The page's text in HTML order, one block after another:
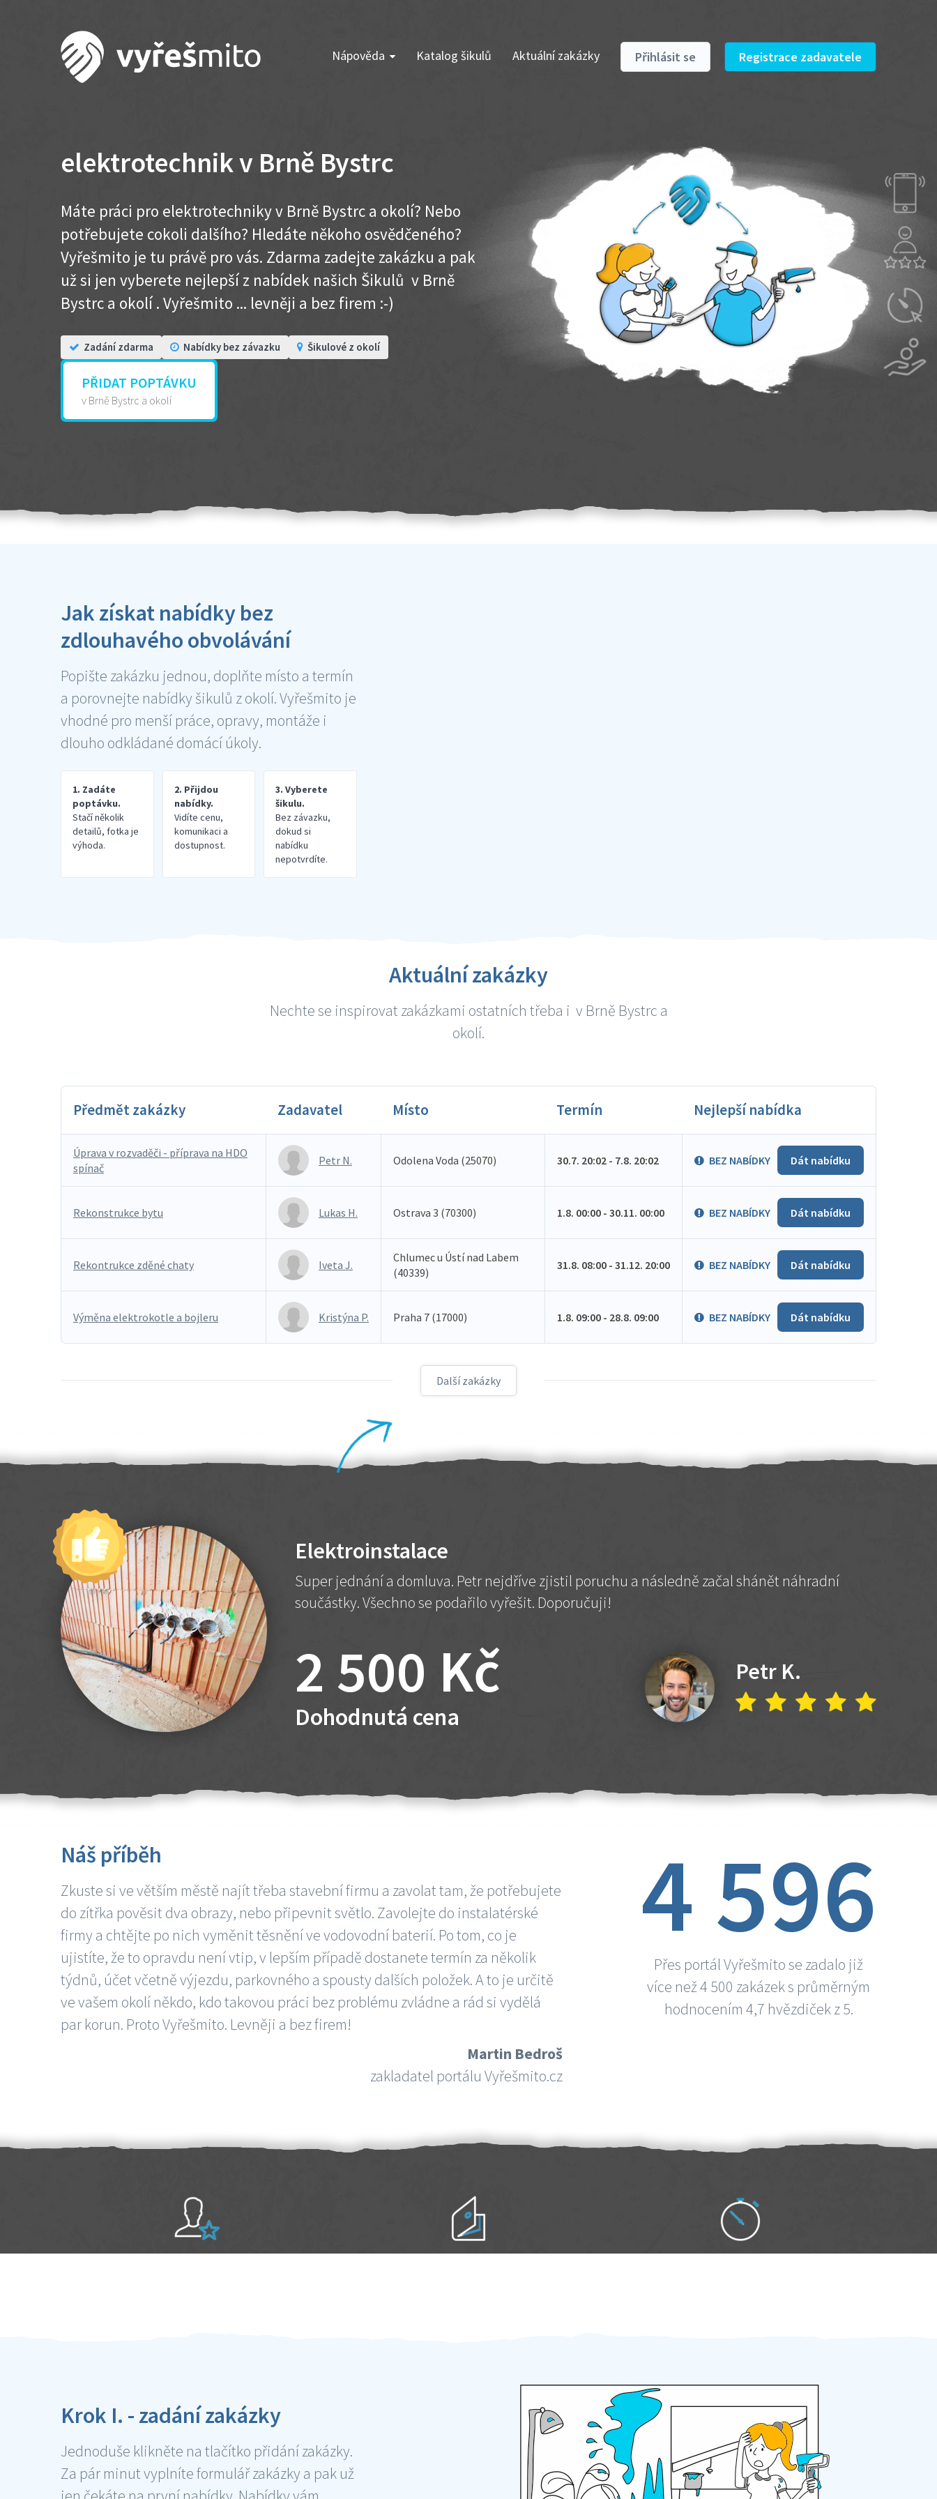
Nápověda Katalog šikulů Aktuální zakázky Přihlásit se Registrace zadavatele
elektrotechnik v Brně Bystrc
Máte práci pro elektrotechniky v Brně Bystrc a okolí? Nebo
potřebujete cokoli dalšího? Hledáte někoho osvědčeného?
Vyřešmito je tu právě pro vás. Zdarma zadejte zakázku a pak
už si jen vyberete nejlepší z nabídek našich Šikulů v Brně
Bystrc a okolí . Vyřešmito ... levněji a bez firem :-)
Zadání zdarma Nabídky bez závazku Šikulové z okolí
PŘIDAT POPTÁVKU
v Brně Bystrc a okolí
Jak získat nabídky bez
zdlouhavého obvolávání
Popište zakázku jednou, doplňte místo a termín
a porovnejte nabídky šikulů z okolí. Vyřešmito je
vhodné pro menší práce, opravy, montáže i
dlouho odkládané domácí úkoly.
1. Zadáte
poptávku.
Stačí několik
detailů, fotka je
výhoda.
2. Přijdou
nabídky.
Vidíte cenu,
komunikaci a
dostupnost.
3. Vyberete
šikulu.
Bez závazku,
dokud si
nabídku
nepotvrdíte.
Aktuální zakázky
Nechte se inspirovat zakázkami ostatních třeba i v Brně Bystrc a
okolí.
Předmět zakázky Zadavatel Místo Termín Nejlepší nabídka
Úprava v rozvaděči - příprava na HDO
spínač
Petr N. Odolena Voda (25070) 30.7. 20:02 - 7.8. 20:02 BEZ NABÍDKY Dát nabídku
Rekonstrukce bytu Lukas H. Ostrava 3 (70300) 1.8. 00:00 - 30.11. 00:00 BEZ NABÍDKY Dát nabídku
Rekontrukce zděné chaty Iveta J.
Chlumec u Ústí nad Labem
(40339)
31.8. 08:00 - 31.12. 20:00 BEZ NABÍDKY Dát nabídku
Výměna elektrokotle a bojleru Kristýna P. Praha 7 (17000) 1.8. 09:00 - 28.8. 09:00 BEZ NABÍDKY Dát nabídku
Další zakázky
Elektroinstalace
Super jednání a domluva. Petr nejdříve zjistil poruchu a následně začal shánět náhradní
součástky. Všechno se podařilo vyřešit. Doporučuji!
2 500 Kč
Dohodnutá cena
Petr K.
Náš příběh
Zkuste si ve větším městě najít třeba stavební firmu a zavolat tam, že potřebujete
do zítřka pověsit dva obrazy, nebo připevnit světlo. Zavolejte do instalatérské
firmy a chtějte po nich vyměnit těsnění ve vodovodní baterií. Po tom, co je
ujistíte, že to opravdu není vtip, v lepším případě dostanete termín za několik
týdnů, účet včetně výjezdu, parkovného a spousty dalších položek. A to je určitě
ve vašem okolí někdo, kdo takovou práci bez problému zvládne a rád si vydělá
par korun. Proto Vyřešmito. Levněji a bez firem!
Martin Bedroš
zakladatel portálu Vyřešmito.cz
4 596
Přes portál Vyřešmito se zadalo již
více než 4 500 zakázek s průměrným
hodnocením 4,7 hvězdiček z 5.
Krok I. - zadání zakázky
Jednoduše klikněte na tlačítko přidání zakázky.
Za pár minut vyplníte formulář zakázky a pak už